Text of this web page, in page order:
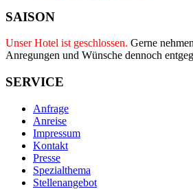
SAISON
Unser Hotel ist geschlossen. Gerne
Anregungen und Wünsche dennoch
SERVICE
Anfrage
Anreise
Impressum
Kontakt
Presse
Spezialthema
Stellenangebot